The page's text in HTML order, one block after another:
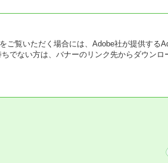
ご覧いただく場合には、Adobe社が提供する
でない方は、バナーのリンク先からダウンロ